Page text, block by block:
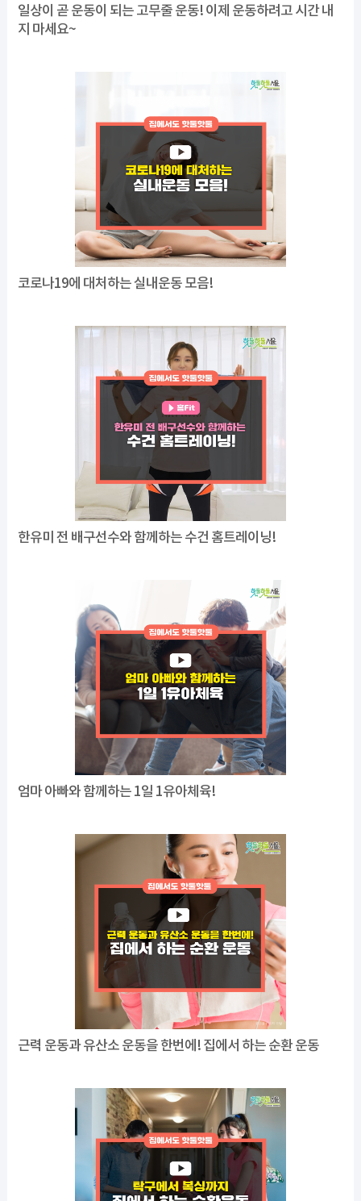
일상이 곧 운동이 되는 고무줄 운동! 이제 운동하려고 시간 내
지 마세요~
코로나19에 대처하는 실내운동 모음!
한유미 전 배구선수와 함께하는 수건 홈트레이닝!
엄마 아빠와 함께하는 1일 1유아체육!
근력 운동과 유산소 운동을 한번에! 집에서 하는 순환 운동